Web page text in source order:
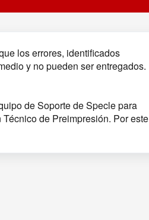
los errores, identificados
y no pueden ser entregados.
de Soporte de Specle para
de Preimpresión. Por este